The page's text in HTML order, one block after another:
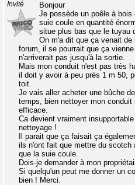
Invité
Bonjour
Je possède un poêle à
suie coule en quantité
situe plus bas que le tuyau
On m'a dit que ça venait
forum, il se pourrait que ça
n'arriverait pas jusqu'à la sortie.
Mais mon conduit n'est pas très
il doit y avoir à peu près 1 m 50,
toit.
Je vais aller acheter une bûche
temps, bien nettoyer mon
efficace.
Ca devient vraiment
nettoyage !
Il parait que ça faisait ça
ils n'ont fait que mettre du scotch
que la suie coule.
Dois-je demander à mon
Si quelqu'un peut me donner un
bien ! Merci.